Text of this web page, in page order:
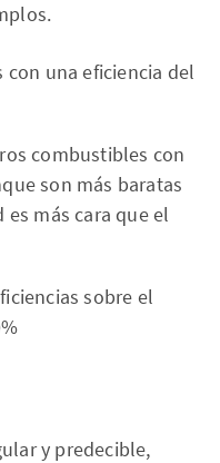
con una eficiencia del
combustibles con
son más baratas
más cara que el
sobre el
y predecible,